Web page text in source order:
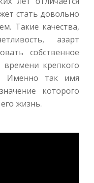
стать довольно
Такие качества,
азарт
собственное
крепкого
Именно так имя
которого
жизнь.